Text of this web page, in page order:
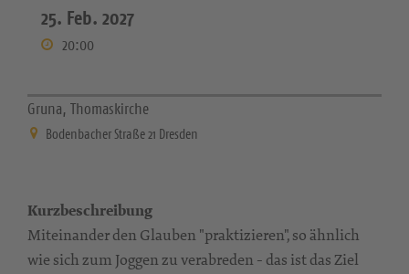
25. Feb. 2027
20:00
Gruna, Thomaskirche
Bodenbacher Straße 21 Dresden
Kurzbeschreibung
Miteinander den Glauben "praktizieren", so ähnlich
wie sich zum Joggen zu verabreden - das ist das Ziel